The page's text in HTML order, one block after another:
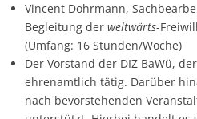
Vincent Dohrmann,
Begleitung der weltwärts-
(Umfang: 16 Stunden/Woche)
Der Vorstand der DIZ BaWü,
ehrenamtlich tätig. Darüber
nach bevorstehenden